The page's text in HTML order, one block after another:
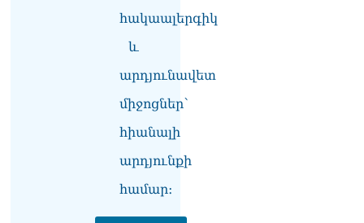
հակաալերգիկ
և
արդյունավետ
միջոցներ՝
հիանալի
արդյունքի
համար։